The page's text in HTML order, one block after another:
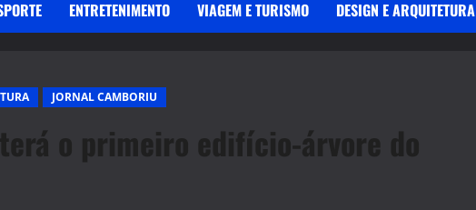
ENTRETENIMENTO VIAGEM E TURISMO DESIGN E ARQUITETURA
JORNAL CAMBORIU
o primeiro edifício-árvore do